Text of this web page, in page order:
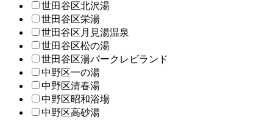
世田谷区北沢湯
世田谷区栄湯
世田谷区月見湯温泉
世田谷区松の湯
世田谷区湯パークレビランド
中野区一の湯
中野区清春湯
中野区昭和浴場
中野区高砂湯